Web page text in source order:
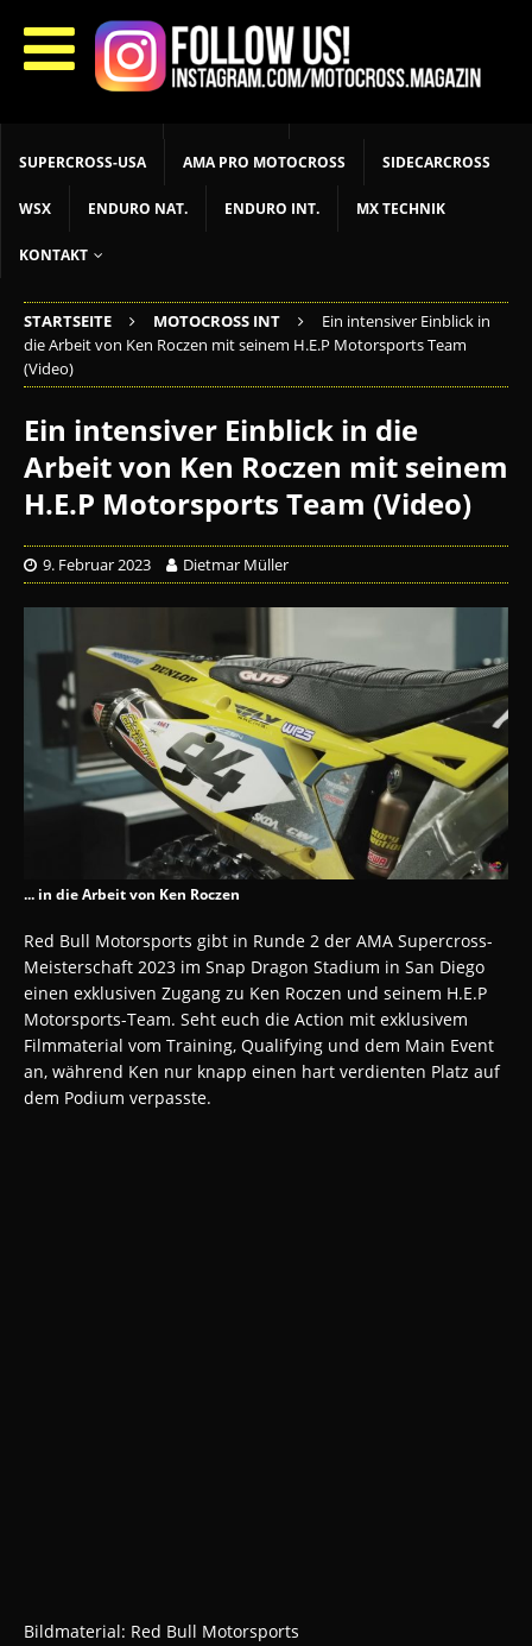
START LIVETIMING MX NEWS MX YOUTH
MX WOMEN MXGP ADAC MX MASTERS MOTOCROSS INT
SUPERCROSS-USA AMA PRO MOTOCROSS SIDECARCROSS
WSX ENDURO NAT. ENDURO INT. MX TECHNIK
KONTAKT
STARTSEITE MOTOCROSS INT
Ein intensiver Einblick in
die Arbeit von Ken Roczen mit seinem H.E.P Motorsports Team
(Video)
Ein intensiver Einblick in die
Arbeit von Ken Roczen mit seinem
H.E.P Motorsports Team (Video)
9. Februar 2023 Dietmar Müller
... in die Arbeit von Ken Roczen
Red Bull Motorsports gibt in Runde 2 der AMA Supercross-
Meisterschaft 2023 im Snap Dragon Stadium in San Diego
einen exklusiven Zugang zu Ken Roczen und seinem H.E.P
Motorsports-Team. Seht euch die Action mit exklusivem
Filmmaterial vom Training, Qualifying und dem Main Event
an, während Ken nur knapp einen hart verdienten Platz auf
dem Podium verpasste.
Bildmaterial: Red Bull Motorsports